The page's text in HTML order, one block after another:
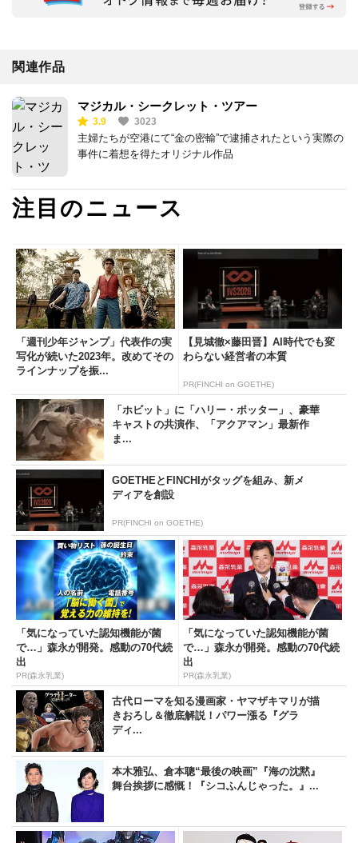
関連作品
マジカル・シークレット・ツアー
3.9 3023
主婦たちが空港にて“金の密輸”で逮捕されたという実際の
事件に着想を得たオリジナル作品
注目のニュース
「週刊少年ジャンプ」代表作の実
写化が続いた2023年。改めてその
ラインナップを振...
【見城徹×藤田晋】AI時代でも変
わらない経営者の本質
PR(FINCHI on GOETHE)
「ホビット」に「ハリー・ポッター」、豪華
キャストの共演作、「アクアマン」最新作
ま...
GOETHEとFINCHIがタッグを組み、新メ
ディアを創設
PR(FINCHI on GOETHE)
「気になっていた認知機能が菌
で…」森永が開発。感動の70代続
出
PR(森永乳業)
「気になっていた認知機能が菌
で…」森永が開発。感動の70代続
出
PR(森永乳業)
古代ローマを知る漫画家・ヤマザキマリが描
きおろし＆徹底解説！パワー漲る『グラ
ディ...
本木雅弘、倉本聰“最後の映画”『海の沈黙』
舞台挨拶に感慨！『シコふんじゃった。』...